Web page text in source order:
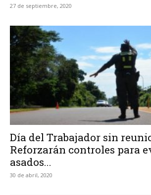
27 de septiembre, 2020
Día del Trabajador sin
Reforzarán controles para
asados...
30 de abril, 2020